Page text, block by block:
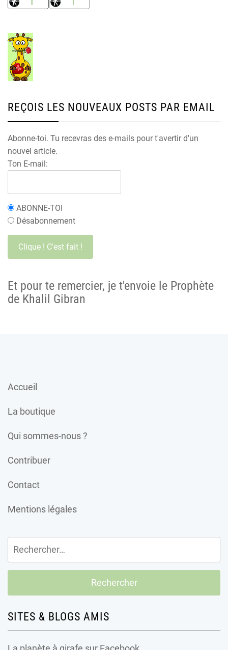
REÇOIS LES NOUVEAUX POSTS PAR EMAIL
Abonne-toi. Tu recevras des e-mails pour t'avertir d'un
nouvel article.
Ton E-mail:
ABONNE-TOI
Désabonnement
Et pour te remercier, je t'envoie le Prophète
de Khalil Gibran
Accueil
La boutique
Qui sommes-nous ?
Contribuer
Contact
Mentions légales
Rechercher :
SITES & BLOGS AMIS